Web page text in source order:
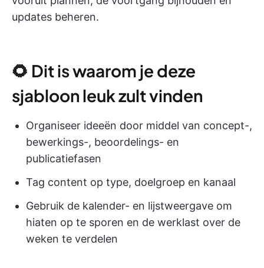
updates beheren.
🌻 Dit is waarom je deze
sjabloon leuk zult vinden
Organiseer ideeën door middel van concept-,
bewerkings-, beoordelings- en
publicatiefasen
Tag content op type, doelgroep en kanaal
Gebruik de kalender- en lijstweergave om
hiaten op te sporen en de werklast over de
weken te verdelen